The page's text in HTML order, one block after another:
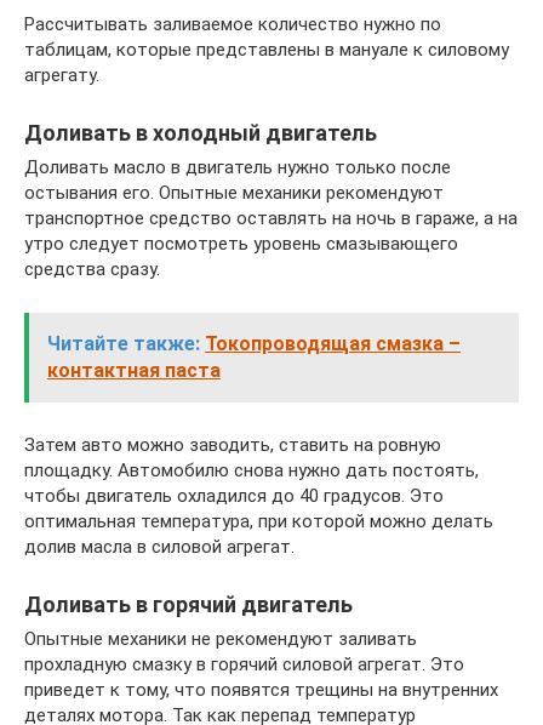
Рассчитывать заливаемое количество нужно по
таблицам, которые представлены в мануале к силовому
агрегату.
Доливать в холодный двигатель
Доливать масло в двигатель нужно только после
остывания его. Опытные механики рекомендуют
транспортное средство оставлять на ночь в гараже, а на
утро следует посмотреть уровень смазывающего
средства сразу.
Читайте также: Токопроводящая смазка –
контактная паста
Затем авто можно заводить, ставить на ровную
площадку. Автомобилю снова нужно дать постоять,
чтобы двигатель охладился до 40 градусов. Это
оптимальная температура, при которой можно делать
долив масла в силовой агрегат.
Доливать в горячий двигатель
Опытные механики не рекомендуют заливать
прохладную смазку в горячий силовой агрегат. Это
приведет к тому, что появятся трещины на внутренних
деталях мотора. Так как перепад температур